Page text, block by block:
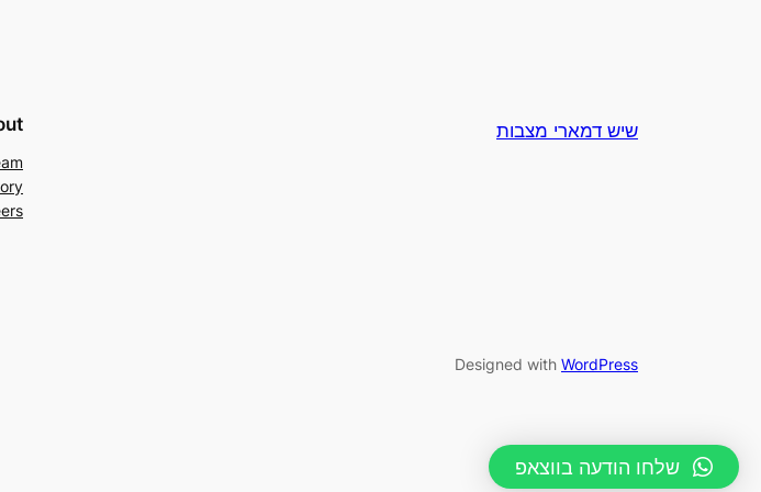
שיש דמארי מצבות
Designed with WordPress
שלחו הודעה בווצאפ